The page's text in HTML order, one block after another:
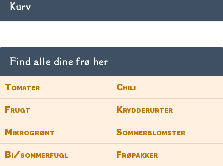
Kurv
Find alle dine frø her
Tomater Chili
Frugt Krydderurter
Mikrogrønt Sommerblomster
Bi/sommerfugl Frøpakker